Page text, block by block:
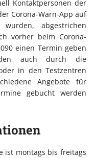
Kontaktpersonen der
Corona-Warn-App auf
abgestrichen
vorher beim Corona-
einen Termin geben
auch durch die
in den Testzentren
Angebote für
gebucht werden
ist montags bis freitags